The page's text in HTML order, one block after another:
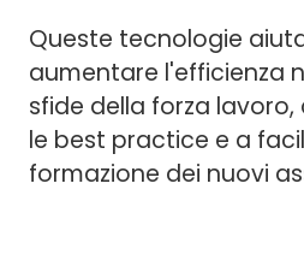
Queste tecnologie
aumentare l'efficienza
sfide della forza
le best practice e a
formazione dei nuovi